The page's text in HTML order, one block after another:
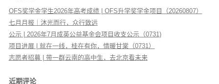
OFS奖学金学生2026年高考成绩 | OFS升学奖学金项目（20260807）
七月月报｜沐光而行，众行致远
公示 | 2026年7月成英公益基金会项目收支公示（0731)
项目进展 | 就在一线，桂在有你，情暖甘棠（0731）
志愿者招募 | 带一群云南的高中生，去北京看未来
近期评论